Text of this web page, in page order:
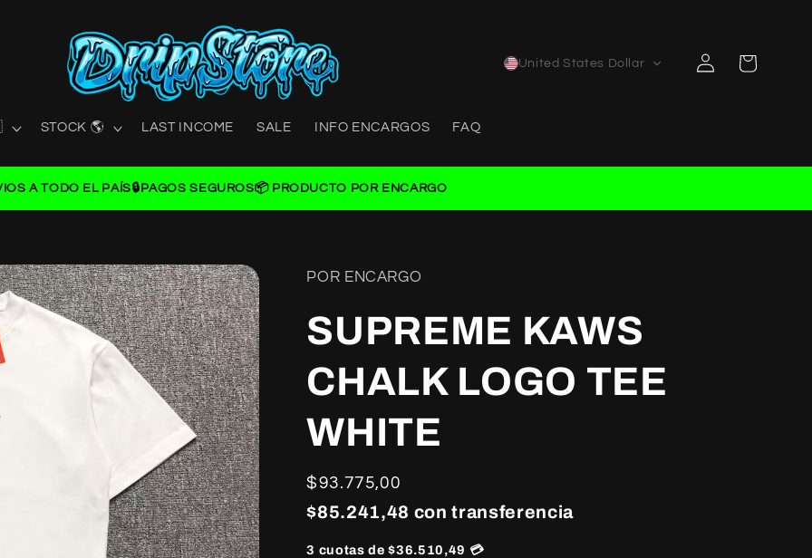
STOCK 🌎 LAST INCOME SALE INFO ENCARGOS FAQ
United States Dollar
Log
in
Cart
A TODO EL PAÍS🔒PAGOS SEGUROS📦 PRODUCTO POR ENCARGO
POR ENCARGO
SUPREME KAWS
CHALK LOGO TEE
WHITE
Regular
price
$93.775,00
$85.241,48 con transferencia
3 cuotas de $36.510,49 💳